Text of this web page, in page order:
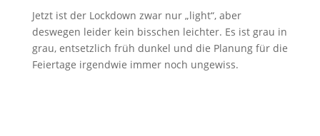
Jetzt ist der Lockdown zwar nur „light“, aber
deswegen leider kein bisschen leichter. Es ist grau in
grau, entsetzlich früh dunkel und die Planung für die
Feiertage irgendwie immer noch ungewiss.